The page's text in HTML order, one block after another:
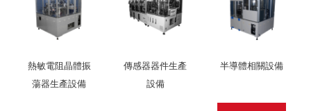
熱敏電阻晶體振
蕩器生產設備
傳感器器件生產
設備
半導體相關設備